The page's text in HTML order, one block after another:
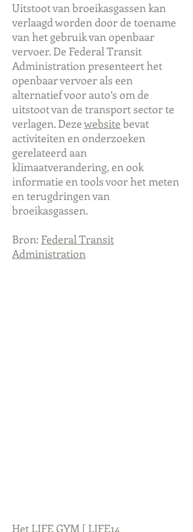
Uitstoot van broeikasgassen kan
verlaagd worden door de toename
van het gebruik van openbaar
vervoer. De Federal Transit
Administration presenteert het
openbaar vervoer als een
alternatief voor auto’s om de
uitstoot van de transport sector te
verlagen. Dezewebsite bevat
activiteiten en onderzoeken
gerelateerd aan
klimaatverandering, en ook
informatie en tools voor het meten
en terugdringen van
broeikasgassen.
Bron: Federal Transit
Administration
Het LIFE GYM [ LIFE14